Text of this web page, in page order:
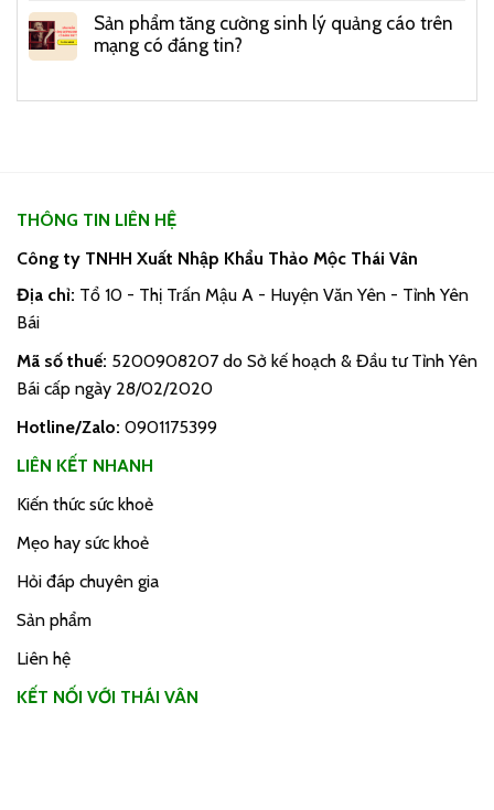
Sản phẩm tăng cường sinh lý quảng cáo trên
mạng có đáng tin?
THÔNG TIN LIÊN HỆ
Công ty TNHH Xuất Nhập Khẩu Thảo Mộc Thái Vân
Địa chỉ: Tổ 10 - Thị Trấn Mậu A - Huyện Văn Yên - Tỉnh Yên
Bái
Mã số thuế: 5200908207 do Sở kế hoạch & Đầu tư Tỉnh Yên
Bái cấp ngày 28/02/2020
Hotline/Zalo: 0901175399
LIÊN KẾT NHANH
Kiến thức sức khoẻ
Mẹo hay sức khoẻ
Hỏi đáp chuyên gia
Sản phẩm
Liên hệ
KẾT NỐI VỚI THÁI VÂN